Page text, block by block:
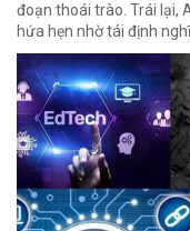
đoạn thoái trào. Trái lại,
hứa hẹn nhờ tái định